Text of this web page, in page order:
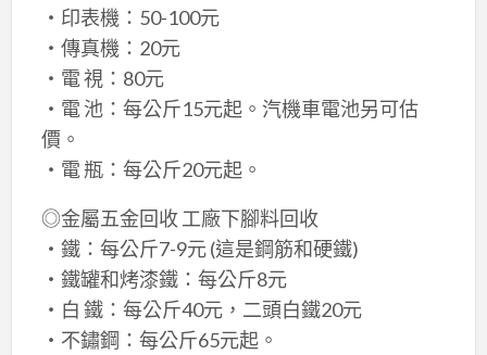
‧印表機：50-100元
‧傳真機：20元
‧電 視：80元
‧電 池：每公斤15元起。汽機車電池另可估
價。
‧電 瓶：每公斤20元起。
◎金屬五金回收 工廠下腳料回收
‧鐵：每公斤7-9元 (這是鋼筋和硬鐵)
‧鐵罐和烤漆鐵：每公斤8元
‧白 鐵：每公斤40元，二頭白鐵20元
‧不鏽鋼：每公斤65元起。